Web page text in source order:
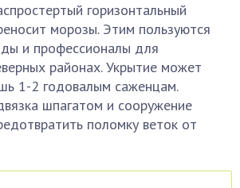
горизонтальный
морозы. Этим пользуются
и профессионалы для
районах. Укрытие может
1-2 годовалым саженцам.
шпагатом и сооружение
поломку веток от